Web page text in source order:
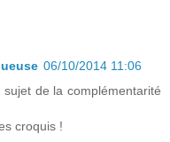
06/10/2014 11:06
de la complémentarité
croquis !